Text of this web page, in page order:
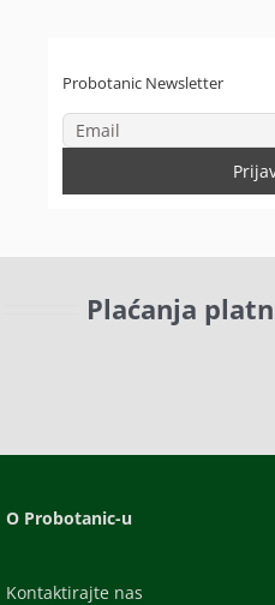
Probotanic Newsletter
Plaćanja
O Probotanic-u
Kontaktirajte nas